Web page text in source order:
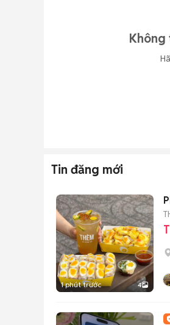
Không
Tin đăng mới
1 phút trước 4